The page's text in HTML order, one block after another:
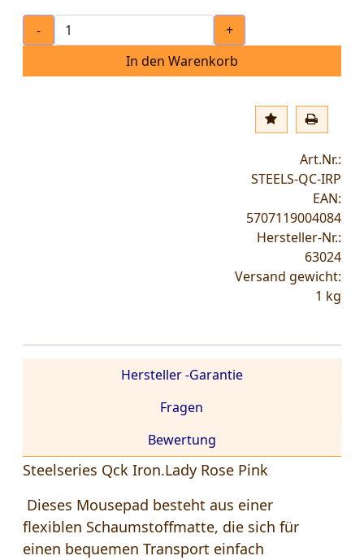
-
+
In den Warenkorb
Art.Nr.:
STEELS-QC-IRP
EAN:
5707119004084
Hersteller-Nr.:
63024
Versand gewicht:
1 kg
Steelseries Qck Iron.Lady Rose Pink
Dieses Mousepad besteht aus einer
flexiblen Schaumstoffmatte, die sich für
einen bequemen Transport einfach
Hersteller -Garantie
Fragen
Bewertung